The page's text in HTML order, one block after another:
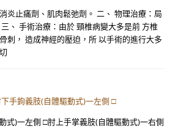
炎止痛劑、肌肉鬆弛劑。 二、 物理治療：局
、 手術治療：由於 頸椎病變大多是前 方椎
刺， 造成神經的壓迫，所 以手術的進行大多
手鉤義肢(自體驅動式)一左側 □
式)一左側 □肘上手掌義肢(自體驅動式)一右側